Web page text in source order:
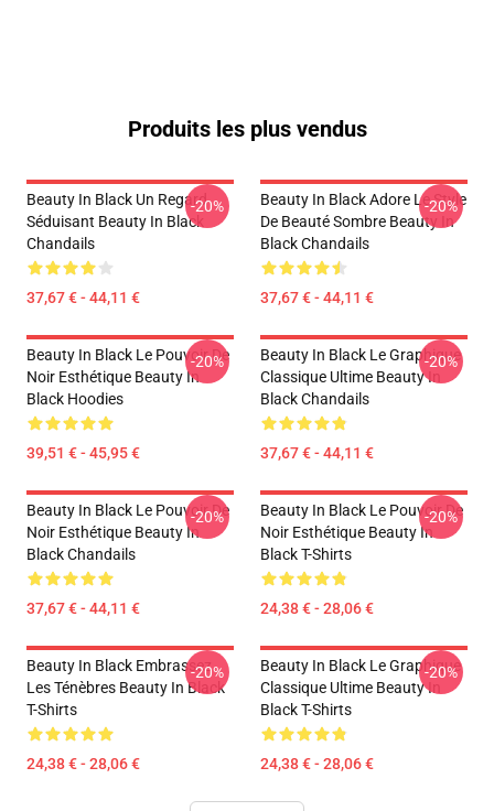
Produits les plus vendus
Beauty In Black Un Regard
Séduisant Beauty In Black
Chandails
37,67 € - 44,11 €
-20%
Beauty In Black Adore Le Style
De Beauté Sombre Beauty In
Black Chandails
37,67 € - 44,11 €
-20%
Beauty In Black Le Pouvoir De
Noir Esthétique Beauty In
Black Hoodies
39,51 € - 45,95 €
-20%
Beauty In Black Le Graphique
Classique Ultime Beauty In
Black Chandails
37,67 € - 44,11 €
-20%
Beauty In Black Le Pouvoir De
Noir Esthétique Beauty In
Black Chandails
37,67 € - 44,11 €
-20%
Beauty In Black Le Pouvoir De
Noir Esthétique Beauty In
Black T-Shirts
24,38 € - 28,06 €
-20%
Beauty In Black Embrassez
Les Ténèbres Beauty In Black
T-Shirts
24,38 € - 28,06 €
-20%
Beauty In Black Le Graphique
Classique Ultime Beauty In
Black T-Shirts
24,38 € - 28,06 €
-20%